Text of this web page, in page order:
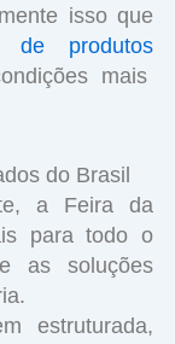
isso que
de produtos
mais
do Brasil
a Feira da
para todo o
as soluções
estruturada,